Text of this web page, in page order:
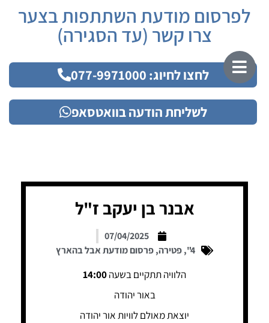
לפרסום מודעת השתתפות בצער
צרו קשר (עד הסגירה)
לחצו לחיוג: 077-9971000
לשליחת הודעה בוואטסאפ
אבנר בן יעקב ז"ל
07/04/2025
4"
,פטירה,פרסום מודעת אבל בהארץ
הלוויה תתקיים בשעה14:00
באור יהודה
יוצאת מאולם לוויות אור יהודה